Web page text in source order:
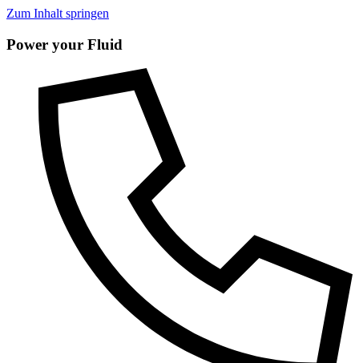
Zum Inhalt springen
Power your Fluid